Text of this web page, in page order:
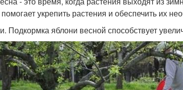
укрепить растения и обеспечить их
Подкормка яблони весной способствует